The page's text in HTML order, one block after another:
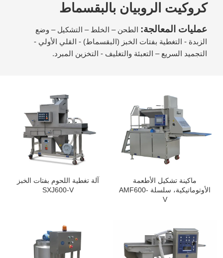
كروكيت الروبيان بالبقسماط
عمليات المعالجة: الطحن – الخلط – التشكيل – وضع
الزبدة - التغطية بفتات الخبز (البقسماط) - القلي الأولي -
التجميد السريع – التعبئة والتغليف - التخزين المبرد.
ماكينة تشكيل الأطعمة
الأوتوماتيكية، سلسلة AMF600-
V
آلة تغطية اللحوم بفتات الخبز
SXJ600-V